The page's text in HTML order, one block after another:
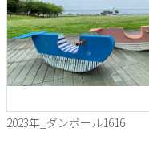
2023年_ダンボール1616